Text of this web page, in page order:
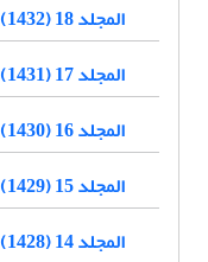
المجلد 18 (1432)
المجلد 17 (1431)
المجلد 16 (1430)
المجلد 15 (1429)
المجلد 14 (1428)